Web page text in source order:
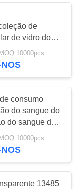
45
de
de vidro do
da coleção
consumo
do sangue do
do sangue do
13485